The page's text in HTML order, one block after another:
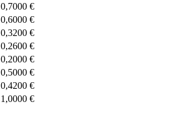
0,7000 €
0,6000 €
0,3200 €
0,2600 €
0,2000 €
0,5000 €
0,4200 €
1,0000 €